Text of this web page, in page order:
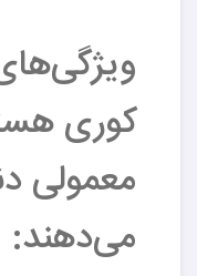
کوری
معمولی
می‌دهند: